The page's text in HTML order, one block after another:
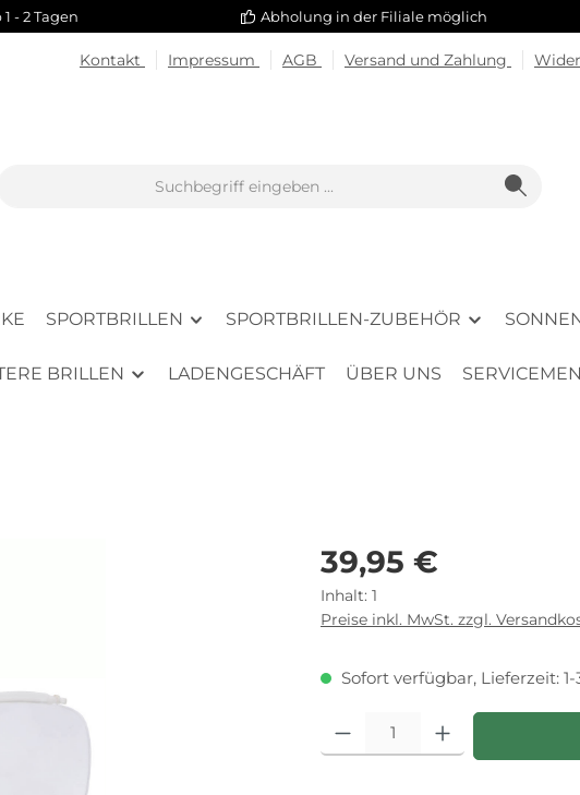
- 2 Tagen Abholung in der Filiale möglich
Kontakt Impressum AGB Versand und Zahlung
SPORTBRILLEN SPORTBRILLEN-ZUBEHÖR
BRILLEN LADENGESCHÄFT ÜBER UNS
Regulärer Preis:
39,95 €
Inhalt: 1
Preise inkl. MwSt. zzgl.
Sofort verfügbar, Lieferzeit: 1-
Produkt Anzahl: Gib den